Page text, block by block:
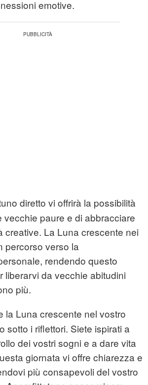
emotive.
diretto vi offrirà la possibilità
vecchie paure e di abbracciare
creative. La Luna crescente nei
percorso verso la
rendendo questo
liberarvi da vecchie abitudini
più.
la Luna crescente nel vostro
sotto i riflettori. Siete ispirati a
dei vostri sogni e a dare vita
giornata vi offre chiarezza e
più consapevoli del vostro